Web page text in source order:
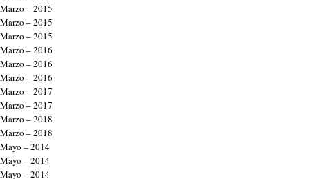
Marzo – 2015
Marzo – 2015
Marzo – 2015
Marzo – 2016
Marzo – 2016
Marzo – 2016
Marzo – 2017
Marzo – 2017
Marzo – 2018
Marzo – 2018
Mayo – 2014
Mayo – 2014
Mayo – 2014